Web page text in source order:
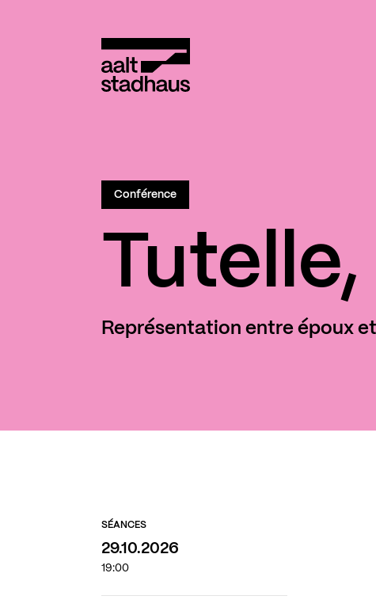
Conférence
Représentation entre époux
SÉANCES
29.10.2026
19:00